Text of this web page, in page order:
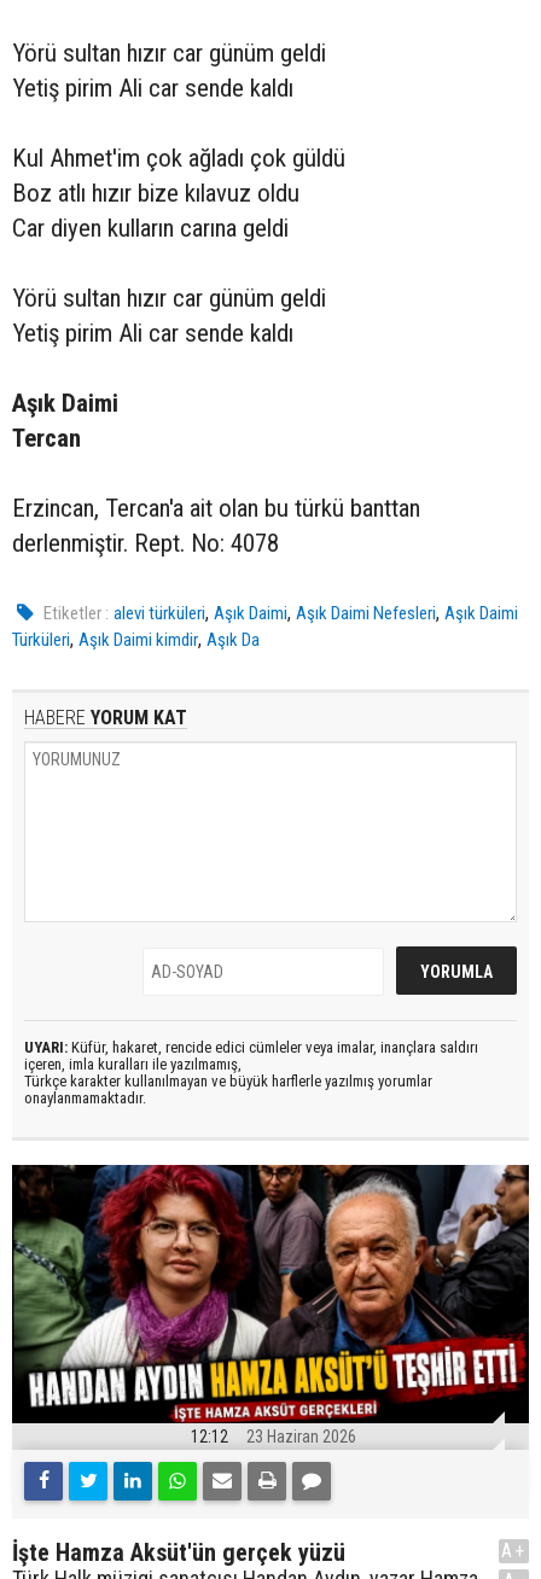
Yörü sultan hızır car günüm geldi
Yetiş pirim Ali car sende kaldı
Kul Ahmet'im çok ağladı çok güldü
Boz atlı hızır bize kılavuz oldu
Car diyen kulların carına geldi
Yörü sultan hızır car günüm geldi
Yetiş pirim Ali car sende kaldı
Aşık Daimi
Tercan
Erzincan, Tercan'a ait olan bu türkü banttan
derlenmiştir. Rept. No: 4078
Etiketler : alevi türküleri,Aşık Daimi,Aşık Daimi Nefesleri,Aşık Daimi
Türküleri, Aşık Daimi kimdir, Aşık Da
HABERE YORUM KAT
UYARI: Küfür, hakaret, rencide edici cümleler veya imalar, inançlara saldırı
içeren, imla kuralları ile yazılmamış,
Türkçe karakter kullanılmayan ve büyük harflerle yazılmış yorumlar
onaylanmamaktadır.
12:12 23 Haziran 2026
İşte Hamza Aksüt'ün gerçek yüzü
A+